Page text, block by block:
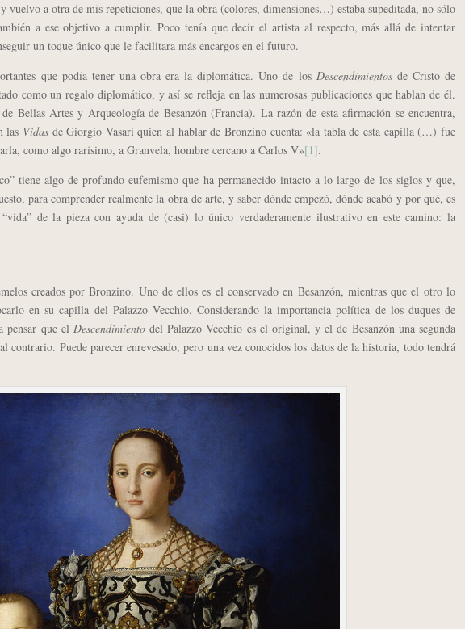
vuelvo a otra de mis repeticiones, que la obra (colores, dimensiones…) estaba supeditada, no sólo
a ese objetivo a cumplir. Poco tenía que decir el artista al respecto, más allá de intentar
un toque único que le facilitara más encargos en el futuro.
que podía tener una obra era la diplomática. Uno de los Descendimientosde Cristo de
como un regalo diplomático, y así se refleja en las numerosas publicaciones que hablan de él.
Bellas Artes y Arqueología de Besanzón (Francia). La razón de esta afirmación se encuentra,
las Vidas de Giorgio Vasari quien al hablar de Bronzino cuenta: «la tabla de esta capilla (…) fue
como algo rarísimo, a Granvela, hombre cercano a Carlos V»[1].
tiene algo de profundo eufemismo que ha permanecido intacto a lo largo de los siglos y que,
para comprender realmente la obra de arte, y saber dónde empezó, dónde acabó y por qué, es
de la pieza con ayuda de (casi) lo único verdaderamente ilustrativo en este camino: la
creados por Bronzino. Uno de ellos es el conservado en Besanzón, mientras que el otro lo
en su capilla del Palazzo Vecchio. Considerando la importancia política de los duques de
pensar que el Descendimientodel Palazzo Vecchio es el original, y el de Besanzón una segunda
contrario. Puede parecer enrevesado, pero una vez conocidos los datos de la historia, todo tendrá